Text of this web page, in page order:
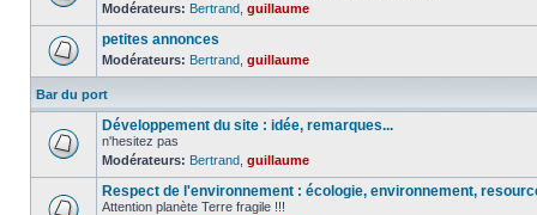
Modérateurs: Bertrand guillaume
petites annonces
Modérateurs: Bertrand guillaume
Bar du port
Développement du site : idée, remarques...
n'hesitez pas
Modérateurs: Bertrand guillaume
Respect de l'environnement : écologie, environnement,
Attention planète Terre fragile !!!